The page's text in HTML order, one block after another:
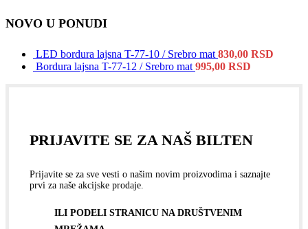
NOVO U PONUDI
LED bordura lajsna T-77-10 / Srebro mat 830,00 RSD
Bordura lajsna T-77-12 / Srebro mat 995,00 RSD
PRIJAVITE SE ZA NAŠ BILTEN
Prijavite se za sve vesti o našim novim proizvodima i saznajte
prvi za naše akcijske prodaje.
ILI PODELI STRANICU NA DRUŠTVENIM